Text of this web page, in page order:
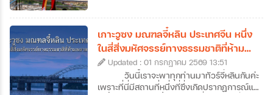
ฉางชุนแบบครบทุกมิติ ไม่ว่าจะเป็นแลนด์มาร์ก
สำคัญ แหล่งพักผ่อน หรือย่านไลฟ์สไตล์มาฝาก
กันด้วย ว่าแล้วก็เตรียมตัวออกเดินทางไปเยือน
เมืองหลวงแห่งมณฑลจี๋หลินที่ฉางชุนกันได้เลย
ค่ะ
วางแผนมาทัวร์จูไห่คือคำตอบที่ไม่ควรมองข้าม
เลยค่ะ เมืองชายฝั่งทะเลแห่งนี้ไม่ได้มีดีแค่เป็น
เขตเศรษฐกิจพิเศษที่คึกคัก แต่ยังมีเสน่ห์เฉพาะ
ตัวด้วยถนนสายยาวเลียบหาด สวนสาธารณะ
เขียวขจีที่แทรกตัวอยู่ทุกมุมเมือง และ
บรรยากาศที่ดูผ่อนคลายกว่าเมืองใหญ่ข้าง
เคียงอย่างกวางโจวหรือเซินเจิ้น ถึงแม้ว่าหลาย
เกาะวูซง มณฑลจี๋หลิน ประเทศจีน หนึ่ง
ในสี่สิ่งมหัศจรรย์ทางธรรมชาติที่ห้าม
พลาดของจีน
Updated : 01 กรกฎาคม 2569 13:51
วันนี้เราจะพาทุกท่านมาทัวร์จี๋หลินกันค่ะ
เพราะที่นี่มีสถานที่หนึ่งที่ซึ่งเกิดปรากฏการณ์แม่